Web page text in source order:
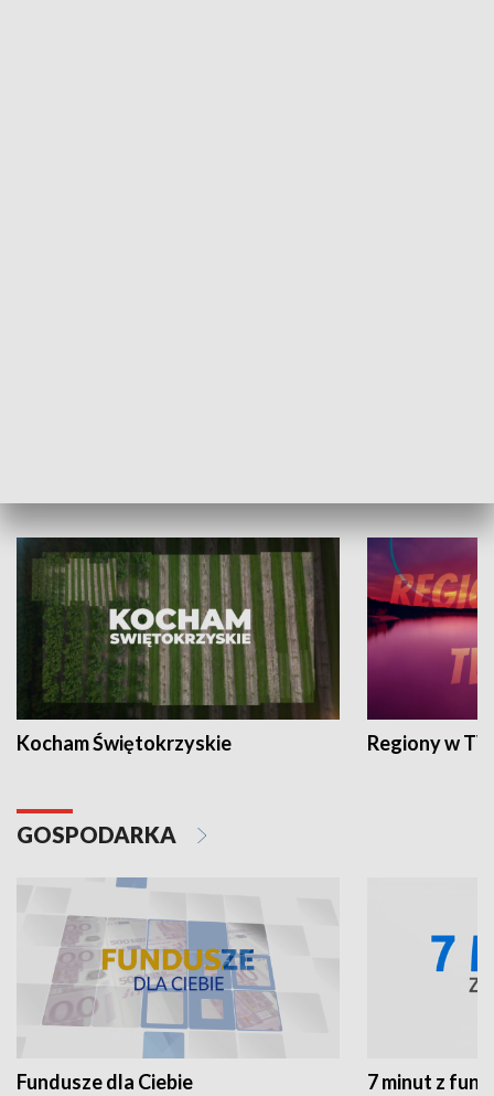
Kocham Świętokrzyskie Regiony w
GOSPODARKA
Fundusze dla Ciebie 7 minut z